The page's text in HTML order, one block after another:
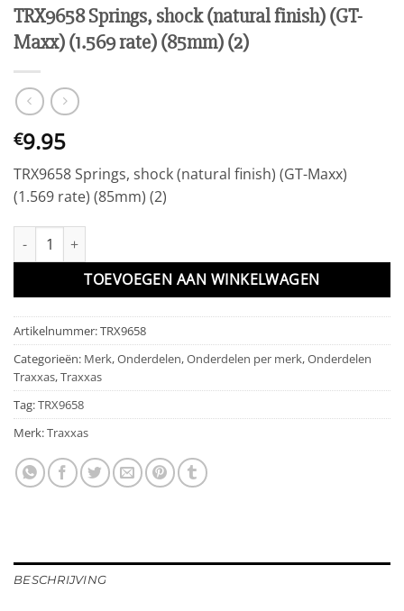
TRX9658 Springs, shock (natural finish) (GT-
Maxx) (1.569 rate) (85mm) (2)
€9.95
TRX9658 Springs, shock (natural finish) (GT-Maxx)
(1.569 rate) (85mm) (2)
TRX9658 Springs, shock (natural finish) (GT-Maxx) (1.569 rate)
TOEVOEGEN AAN WINKELWAGEN
Artikelnummer:TRX9658
Categorieën: Merk,Onderdelen,Onderdelen per merk,Onderdelen
Traxxas,Traxxas
Tag:TRX9658
Merk:Traxxas
BESCHRIJVING